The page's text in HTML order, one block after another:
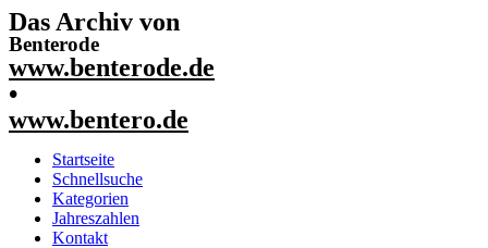
Das Archiv von
Benterode
www.benterode.de
•
www.bentero.de
Startseite
Schnellsuche
Kategorien
Jahreszahlen
Kontakt